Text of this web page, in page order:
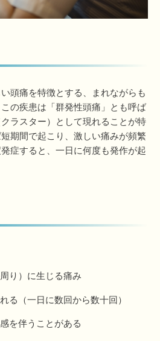
頭痛を特徴とする、まれながらも
の疾患は「群発性頭痛」とも呼ば
ラスター）として現れることが特
期間で起こり、激しい痛みが頻繁
症すると、一日に何度も発作が起
り）に生じる痛み
る（一日に数回から数十回）
を伴うことがある